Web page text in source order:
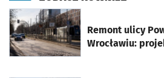
Remont ulicy
Wrocławiu:
otworzy się w nowej karcie